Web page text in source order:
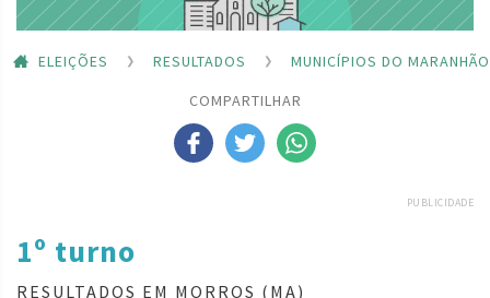
ELEIÇÕES RESULTADOS
MUNICÍPIOS DO MARANHÃO
COMPARTILHAR
PUBLICIDADE
1º turno
RESULTADOS EM MORROS (MA)